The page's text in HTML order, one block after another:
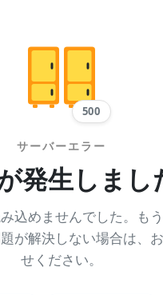
500
サーバーエラー
発生しまし
込めませんでした。も
が解決しない場合は、
せください。